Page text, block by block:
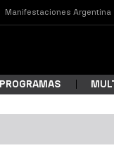
Manifestaciones Argentina
PROGRAMAS